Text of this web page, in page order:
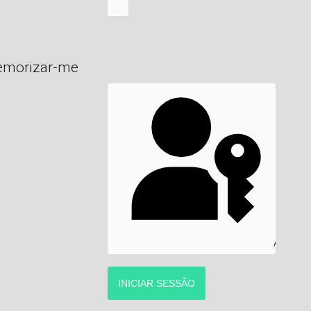
me
INICIAR SESSÃO